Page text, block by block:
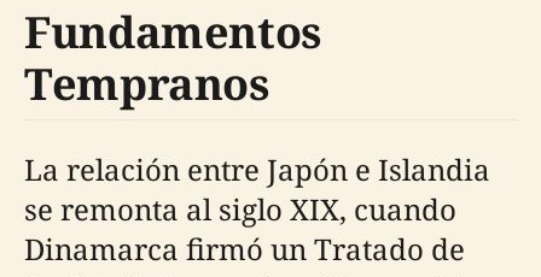
Fundamentos
Tempranos
La relación entre Japón e Islandia
se remonta al siglo XIX, cuando
Dinamarca firmó un Tratado de